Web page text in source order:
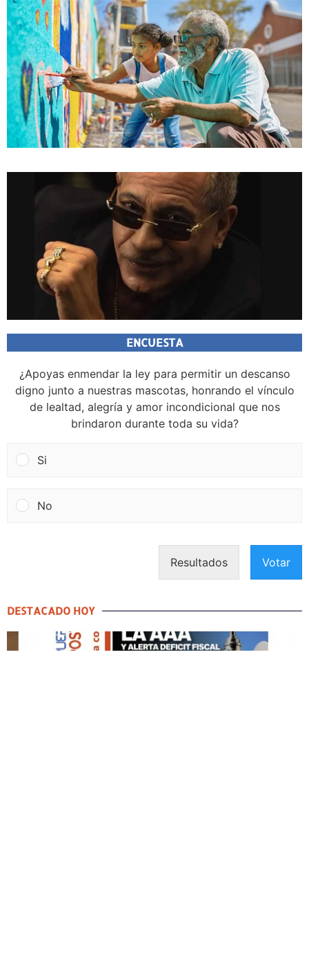
ENCUESTA
¿Apoyas enmendar la ley para permitir un descanso
digno junto a nuestras mascotas, honrando el vínculo
de lealtad, alegría y amor incondicional que nos
brindaron durante toda su vida?
Si
No
Resultados Votar
DESTACADO HOY